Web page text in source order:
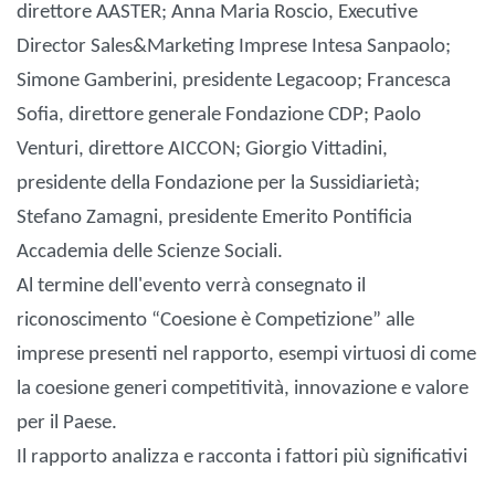
direttore AASTER; Anna Maria Roscio, Executive
Director Sales&Marketing Imprese Intesa Sanpaolo;
Simone Gamberini, presidente Legacoop; Francesca
Sofia, direttore generale Fondazione CDP; Paolo
Venturi, direttore AICCON; Giorgio Vittadini,
presidente della Fondazione per la Sussidiarietà;
Stefano Zamagni, presidente Emerito Pontificia
Accademia delle Scienze Sociali.
Al termine dell'evento verrà consegnato il
riconoscimento “Coesione è Competizione” alle
imprese presenti nel rapporto, esempi virtuosi di come
la coesione generi competitività, innovazione e valore
per il Paese.
Il rapporto analizza e racconta i fattori più significativi